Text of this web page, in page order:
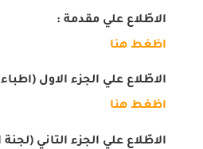
الاطّلاع علي مقدمة :
اظغط هنا
الاطّلاع علي الجزء الاول
اظغط هنا
الاطّلاع علي الجزء التاني